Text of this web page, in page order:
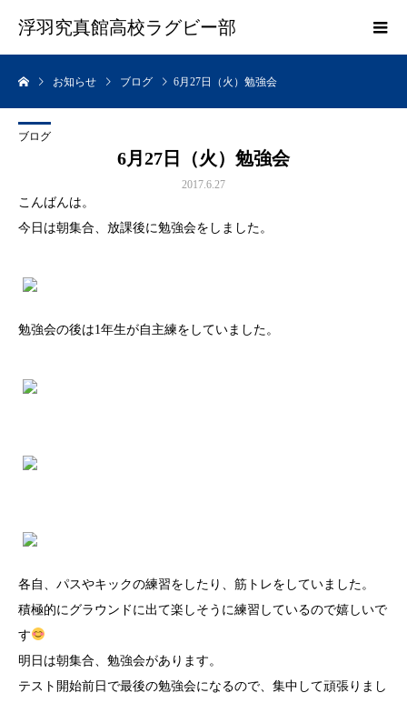
浮羽究真館高校ラグビー部
お知らせ ブログ 6月27日（火）勉強会
ブログ
6月27日（火）勉強会
2017.6.27
こんばんは。
今日は朝集合、放課後に勉強会をしました。
勉強会の後は1年生が自主練をしていました。
各自、パスやキックの練習をしたり、筋トレをしていました。
積極的にグラウンドに出て楽しそうに練習しているので嬉しいで
す
明日は朝集合、勉強会があります。
テスト開始前日で最後の勉強会になるので、集中して頑張りまし